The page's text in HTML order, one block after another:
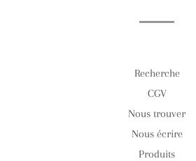
Recherche
CGV
Nous trouver
Nous écrire
Produits